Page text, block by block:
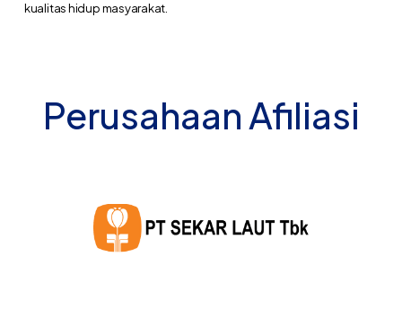
kualitas hidup masyarakat.
Perusahaan Afiliasi